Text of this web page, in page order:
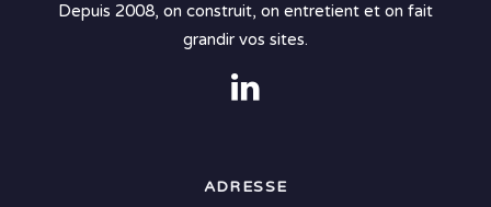
Depuis 2008, on construit, on entretient et on fait
grandir vos sites.
ADRESSE